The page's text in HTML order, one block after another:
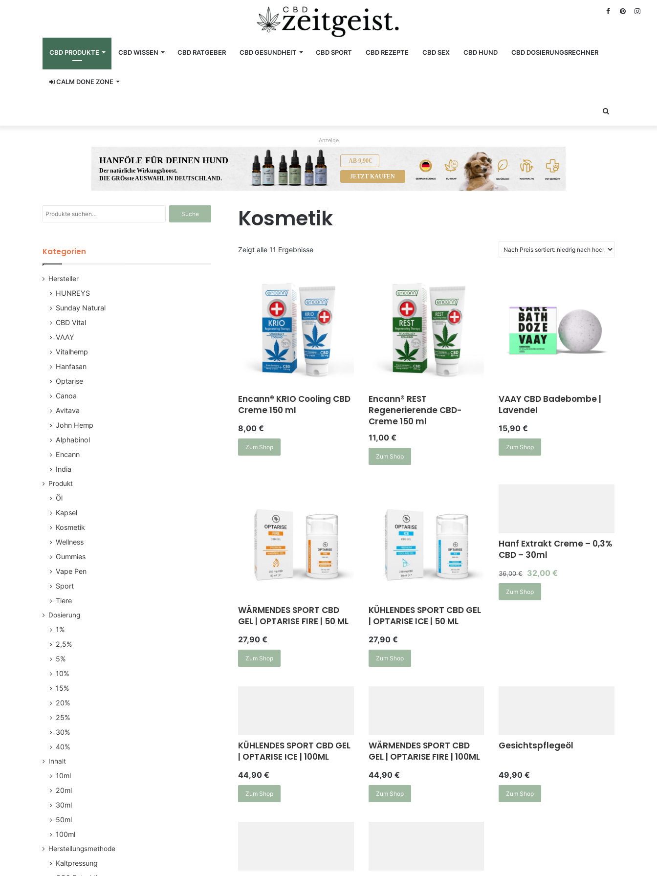
Pinterest
Facebook
CBD PRODUKTE CBD WISSEN CBD RATGEBER CBD GESUNDHEIT CBD SPORT CBD REZEPTE CBD SEX CBD HUND CBD DOSIERUNGSRECHNER
CALM DONE ZONE
Anzeige
HANFÖLE FÜR DEINEN HUND
Der natürliche Wirkungsboost.
DIE GRÖsste AUSWAHL IN DEUTSCHLAND.
AB 9,90€
JETZT KAUFEN
www.hunreys.de
Kosmetik
Zeigt alle 11 Ergebnisse
Encann® KRIO Cooling CBD
Creme 150 ml
8,00 €
Zum Shop
Encann® REST
Regenerierende CBD-
Creme 150 ml
11,00 €
Zum Shop
VAAY CBD Badebombe |
Lavendel
15,90€
Zum Shop
WÄRMENDES SPORT CBD
GEL | OPTARISE FIRE | 50 ML
27,90 €
Zum Shop
KÜHLENDES SPORT CBD GEL
| OPTARISE ICE | 50 ML
27,90 €
Zum Shop
Hanf Extrakt Creme – 0,3%
CBD – 30ml
36,00€ 32,00€
Zum Shop
KÜHLENDES SPORT CBD GEL
| OPTARISE ICE | 100ML
44,90 €
Zum Shop
WÄRMENDES SPORT CBD
GEL | OPTARISE FIRE | 100ML
44,90 €
Zum Shop
Gesichtspflegeöl
49,90€
Zum Shop
nach:
Suche
Kategorien
Hersteller
HUNREYS
Sunday Natural
CBD Vital
VAAY
Vitalhemp
Hanfasan
Optarise
Canoa
Avitava
John Hemp
Alphabinol
Encann
India
Produkt
Öl
Kapsel
Kosmetik
Wellness
Gummies
Vape Pen
Sport
Tiere
Dosierung
1%
2,5%
5%
10%
15%
20%
25%
30%
40%
Inhalt
10ml
20ml
30ml
50ml
100ml
Herstellungsmethode
Kaltpressung